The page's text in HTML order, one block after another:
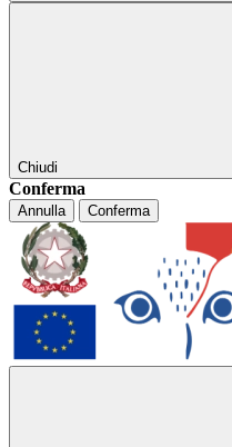
Chiudi
Conferma
Annulla Conferma